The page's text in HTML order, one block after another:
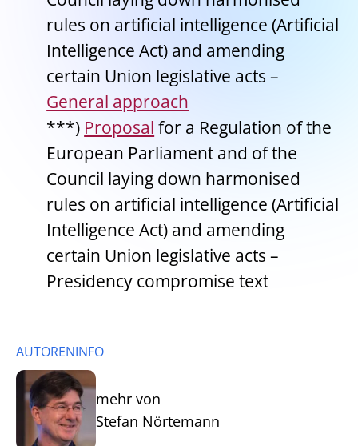
rules on artificial intelligence (Artificial
Intelligence Act) and amending
certain Union legislative acts –
General approach
***) Proposal for a Regulation of the
European Parliament and of the
Council laying down harmonised
rules on artificial intelligence (Artificial
Intelligence Act) and amending
certain Union legislative acts –
Presidency compromise text
AUTORENINFO
mehr von
Stefan Nörtemann